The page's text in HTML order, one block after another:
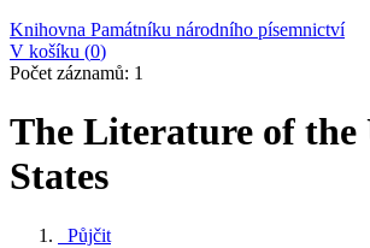
Knihovna Památníku národního písemnictví
V košíku (0)
Počet záznamů: 1
The Literature of the
States
Půjčit